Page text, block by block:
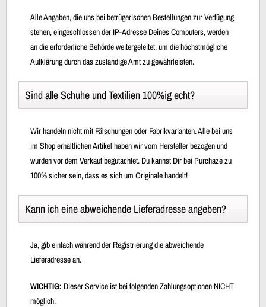
Alle Angaben, die uns bei betrügerischen Bestellungen zur Verfügung
stehen, eingeschlossen der IP-Adresse Deines Computers, werden
an die erforderliche Behörde weitergeleitet, um die höchstmögliche
Aufklärung durch das zuständige Amt zu gewährleisten.
Sind alle Schuhe und Textilien 100%ig echt?
Wir handeln nicht mit Fälschungen oder Fabrikvarianten. Alle bei uns
im Shop erhältlichen Artikel haben wir vom Hersteller bezogen und
wurden vor dem Verkauf begutachtet. Du kannst Dir bei Purchaze zu
100% sicher sein, dass es sich um Originale handelt!
Kann ich eine abweichende Lieferadresse angeben?
Ja, gib einfach während der Registrierung die abweichende
Lieferadresse an.
WICHTIG: Dieser Service ist bei folgenden Zahlungsoptionen NICHT
möglich: